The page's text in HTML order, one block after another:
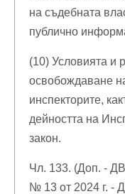
на съдебната
публично
(10) Условията и
освобождаване
инспекторите,
дейността на
закон.
Чл. 133. (Доп. -
№ 13 от 2024 г. -